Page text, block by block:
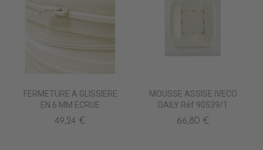
FERMETURE A GLISSIERE
EN 6 MM ECRUE
49,24 €
MOUSSE ASSISE IVECO
DAILY Réf 90539/1
66,80 €